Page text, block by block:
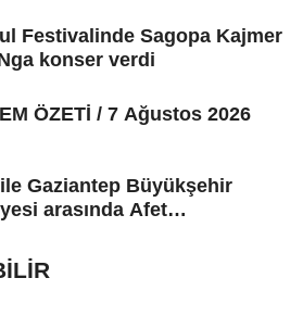
Festivalinde Sagopa Kajmer
konser verdi
ÖZETİ / 7 Ağustos 2026
Gaziantep Büyükşehir
arasında Afet